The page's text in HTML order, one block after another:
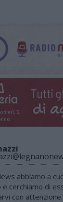
5
Tutti
di
abbiamo a
cerchiamo di
con attenzione.